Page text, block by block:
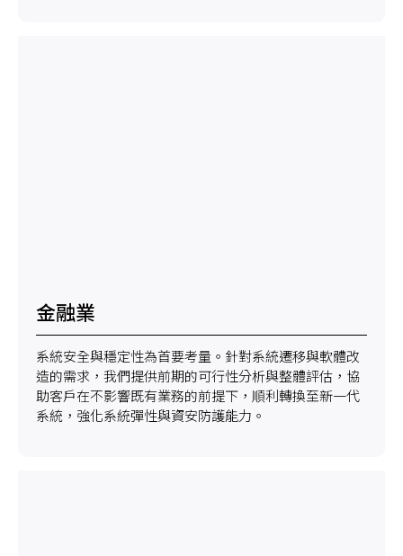
金融業
系統安全與穩定性為首要考量。針對系統遷移與軟體改
造的需求，我們提供前期的可行性分析與整體評估，協
助客戶在不影響既有業務的前提下，順利轉換至新一代
系統，強化系統彈性與資安防護能力。